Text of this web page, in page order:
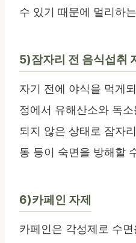
수 있기 때문에 멀리하
5)잠자리 전 음식섭취
자기 전에 야식을 먹게
정에서 유해산소와 독
되지 않은 상태로 잠자
동 등이 숙면을 방해할
6)카페인 자제
카페인은 각성제로 수